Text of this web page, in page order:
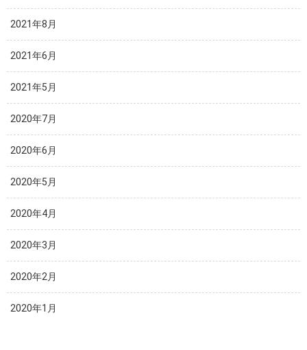
2021年8月
2021年6月
2021年5月
2020年7月
2020年6月
2020年5月
2020年4月
2020年3月
2020年2月
2020年1月